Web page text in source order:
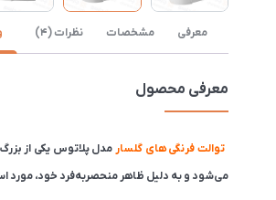
معرفی مشخصات نظرات (4)
معرفی محصول
توالت فرنگی های گلسار
می‌شود و به دلیل ظاهر منحصربه‌فرد خود، مورد